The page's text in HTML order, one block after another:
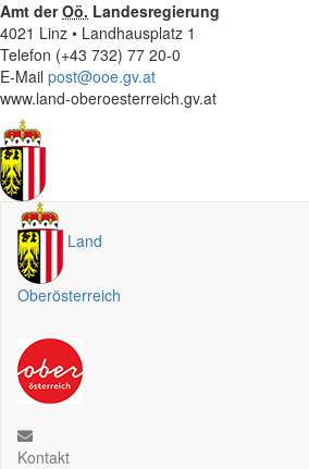
Amt derOö. Landesregierung
4021 Linz • Landhausplatz 1
Telefon (+43 732) 77 20-0
E-Mail post@ooe.gv.at
www.land-oberoesterreich.gv.at
Land
Oberösterreich
Kontakt